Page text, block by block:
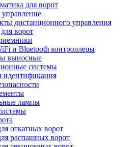
для ворот
дистанционного управления
ворот
и Bluetooth контроллеры
выносные
системы
идентификация
лампы
откатных ворот
распашных ворот